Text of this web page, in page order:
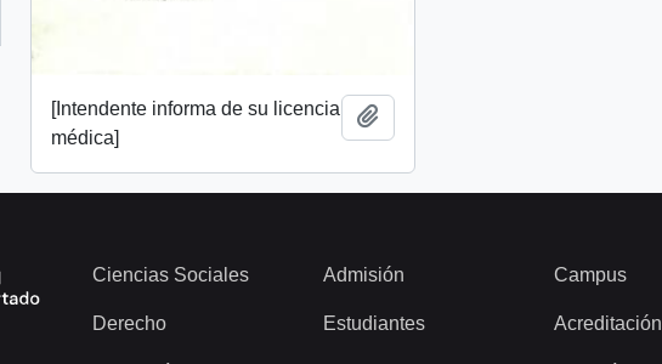
[Intendente informa de su licencia
médica]
Ciencias Sociales
Derecho
Admisión
Estudiantes
Campus
Acreditación